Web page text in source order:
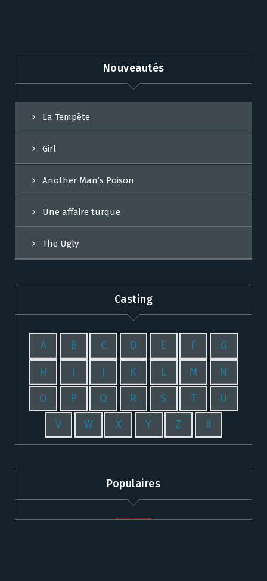
Nouveautés
La Tempête
Girl
Another Man’s Poison
Une affaire turque
The Ugly
Casting
A B C D E F G
H I J K L M N
O P Q R S T U
V W X Y Z #
Populaires